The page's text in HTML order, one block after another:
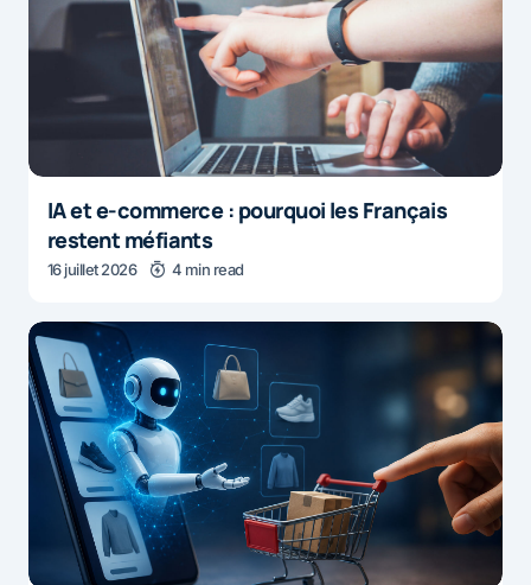
IA et e-commerce : pourquoi les Français
restent méfiants
16 juillet 2026 4 min read